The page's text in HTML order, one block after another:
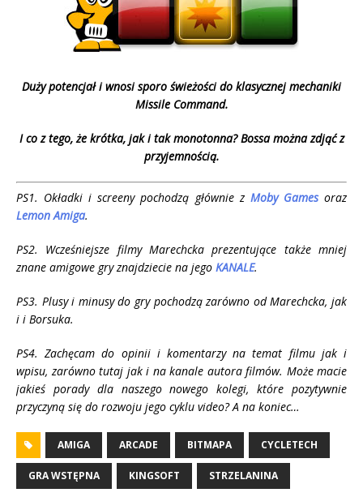
Duży potencjał i wnosi sporo świeżości do klasycznej mechaniki
Missile Command.
I co z tego, że krótka, jak i tak monotonna? Bossa można zdjąć z
przyjemnością.
PS1. Okładki i screeny pochodzą głównie z Moby Gamesoraz
Lemon Amiga.
PS2. Wcześniejsze filmy Marechcka prezentujące także mniej
znane amigowe gry znajdziecie na jego KANALE.
PS3. Plusy i minusy do gry pochodzą zarówno od Marechcka, jak
i i Borsuka.
PS4. Zachęcam do opinii i komentarzy na temat filmu jak i
wpisu, zarówno tutaj jak i na kanale autora filmów. Może macie
jakieś porady dla naszego nowego kolegi, które pozytywnie
przyczyną się do rozwoju jego cyklu video? A na koniec…
AMIGA ARCADE BITMAPA CYCLETECH
GRA WSTĘPNA KINGSOFT STRZELANINA